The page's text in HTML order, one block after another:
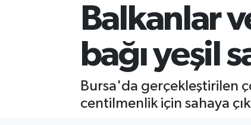
Balkanlar
bağı yeşil
Bursa'da gerçekleştirilen
centilmenlik için sahaya
Son Dakika Haberleri
Haber Arşivi